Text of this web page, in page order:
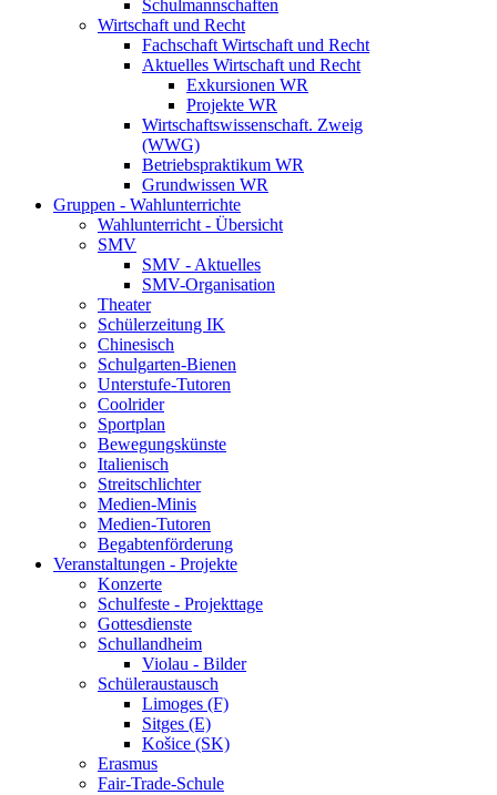
Schulmannschaften
Wirtschaft und Recht
Fachschaft Wirtschaft und Recht
Aktuelles Wirtschaft und Recht
Exkursionen WR
Projekte WR
Wirtschaftswissenschaft. Zweig
(WWG)
Betriebspraktikum WR
Grundwissen WR
Gruppen - Wahlunterrichte
Wahlunterricht - Übersicht
SMV
SMV - Aktuelles
SMV-Organisation
Theater
Schülerzeitung IK
Chinesisch
Schulgarten-Bienen
Unterstufe-Tutoren
Coolrider
Sportplan
Bewegungskünste
Italienisch
Streitschlichter
Medien-Minis
Medien-Tutoren
Begabtenförderung
Veranstaltungen - Projekte
Konzerte
Schulfeste - Projekttage
Gottesdienste
Schullandheim
Violau - Bilder
Schüleraustausch
Limoges (F)
Sitges (E)
Košice (SK)
Erasmus
Fair-Trade-Schule